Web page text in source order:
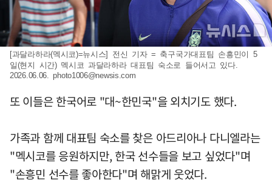
[과달라하라(멕시코)=뉴시스] 전신 기자 = 축구국가대표팀 손흥민이 5
일(현지 시간) 멕시코 과달라하라 대표팀 숙소로 들어서고 있다.
2026.06.06.photo1006@newsis.com
또 이들은 한국어로 "대~한민국"을 외치기도 했다.
가족과 함께 대표팀 숙소를 찾은 아드리아나 다니엘라는
"멕시코를 응원하지만, 한국 선수들을 보고 싶었다"며
"손흥민 선수를 좋아한다"며 해맑게 웃었다.